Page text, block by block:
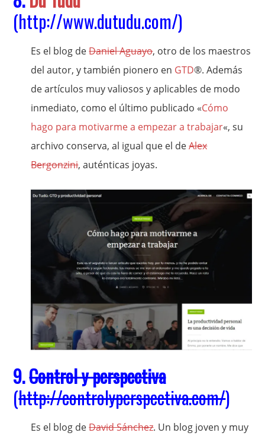
(http://www.dutudu.com/)
Es el blog deDaniel Aguayo, otro de los maestros
del autor, y también pionero en GTD®. Además
de artículos muy valiosos y aplicables de modo
inmediato, como el último publicado «Cómo
hago para motivarme a empezar a trabajar«, su
archivo conserva, al igual que el deAlex
Bergonzini, auténticas joyas.
9.Control y perspectiva
(http://controlyperspectiva.com/)
Es el blog deDavid Sánchez. Un blog joven y muy